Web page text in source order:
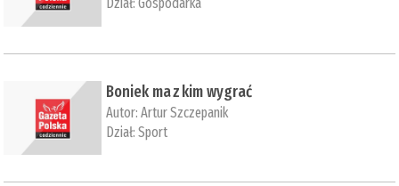
Dział:Gospodarka
Boniek ma z kim wygrać
Autor:Artur Szczepanik
Dział:Sport